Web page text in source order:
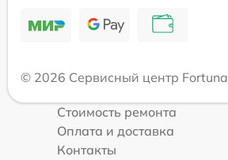
© 2026 Сервисный центр Fortuna
Стоимость ремонта
Оплата и доставка
Контакты